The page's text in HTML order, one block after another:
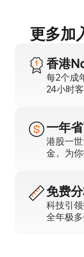
更多加
香港
每2个成
24小时
一年
港股一
金，为你
免费
科技引
全年极